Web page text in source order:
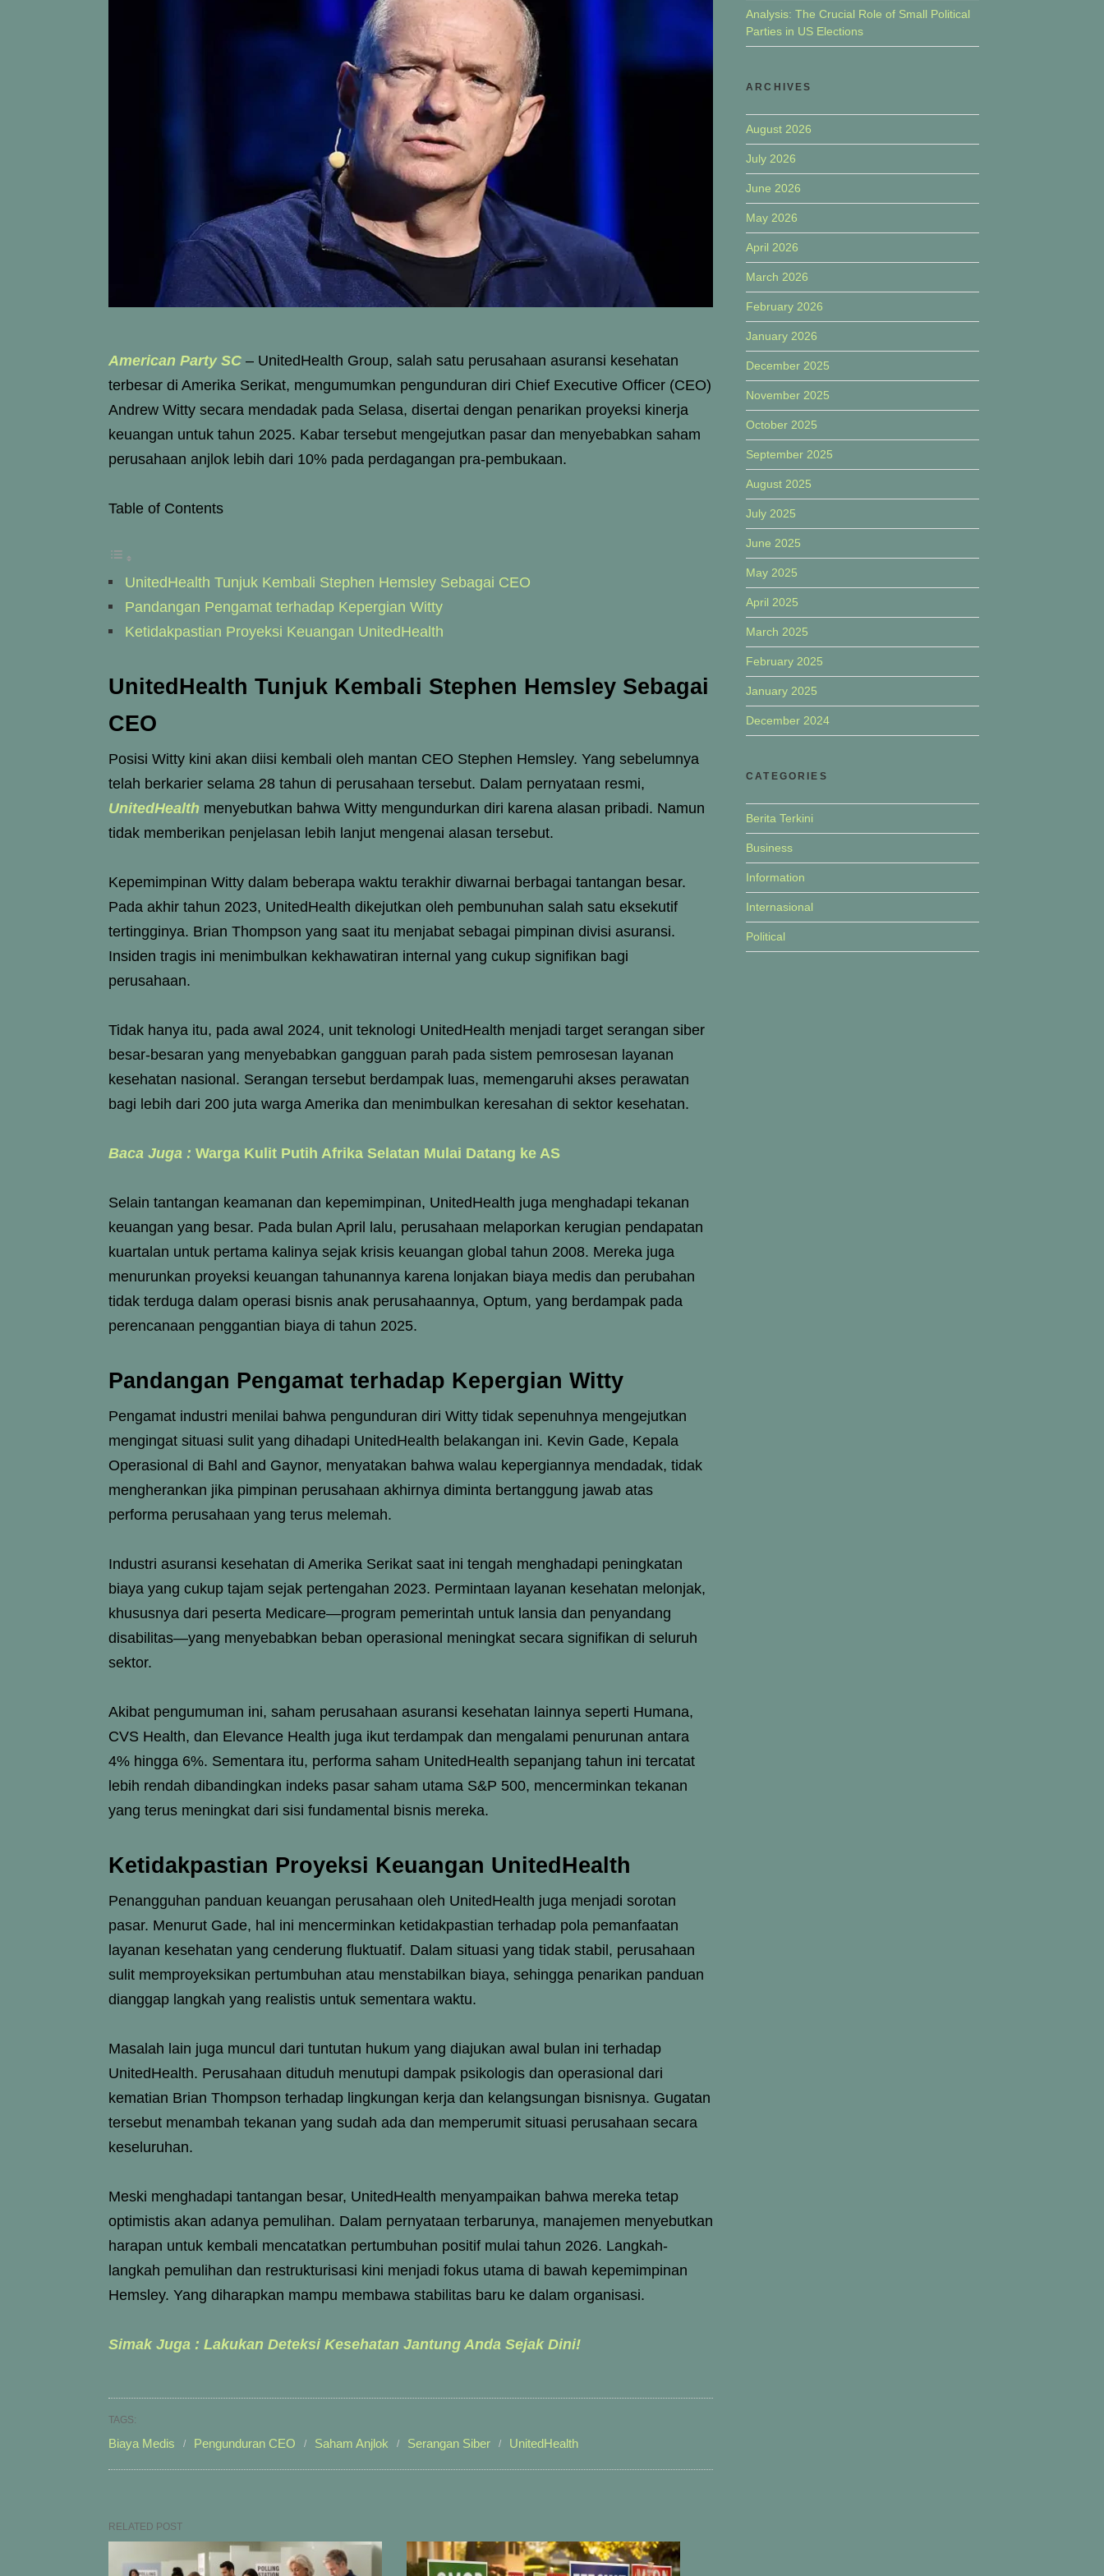
American Party SC – UnitedHealth Group, salah satu perusahaan asuransi kesehatan
terbesar di Amerika Serikat, mengumumkan pengunduran diri Chief Executive Officer (CEO)
Andrew Witty secara mendadak pada Selasa, disertai dengan penarikan proyeksi kinerja
keuangan untuk tahun 2025. Kabar tersebut mengejutkan pasar dan menyebabkan saham
perusahaan anjlok lebih dari 10% pada perdagangan pra-pembukaan.
Table of Contents
UnitedHealth Tunjuk Kembali Stephen Hemsley Sebagai CEO
Pandangan Pengamat terhadap Kepergian Witty
Ketidakpastian Proyeksi Keuangan UnitedHealth
UnitedHealth Tunjuk Kembali Stephen Hemsley Sebagai
CEO
Posisi Witty kini akan diisi kembali oleh mantan CEO Stephen Hemsley. Yang sebelumnya
telah berkarier selama 28 tahun di perusahaan tersebut. Dalam pernyataan resmi,
UnitedHealth menyebutkan bahwa Witty mengundurkan diri karena alasan pribadi. Namun
tidak memberikan penjelasan lebih lanjut mengenai alasan tersebut.
Kepemimpinan Witty dalam beberapa waktu terakhir diwarnai berbagai tantangan besar.
Pada akhir tahun 2023, UnitedHealth dikejutkan oleh pembunuhan salah satu eksekutif
tertingginya. Brian Thompson yang saat itu menjabat sebagai pimpinan divisi asuransi.
Insiden tragis ini menimbulkan kekhawatiran internal yang cukup signifikan bagi
perusahaan.
Tidak hanya itu, pada awal 2024, unit teknologi UnitedHealth menjadi target serangan siber
besar-besaran yang menyebabkan gangguan parah pada sistem pemrosesan layanan
kesehatan nasional. Serangan tersebut berdampak luas, memengaruhi akses perawatan
bagi lebih dari 200 juta warga Amerika dan menimbulkan keresahan di sektor kesehatan.
Baca Juga : Warga Kulit Putih Afrika Selatan Mulai Datang ke AS
Selain tantangan keamanan dan kepemimpinan, UnitedHealth juga menghadapi tekanan
keuangan yang besar. Pada bulan April lalu, perusahaan melaporkan kerugian pendapatan
kuartalan untuk pertama kalinya sejak krisis keuangan global tahun 2008. Mereka juga
menurunkan proyeksi keuangan tahunannya karena lonjakan biaya medis dan perubahan
tidak terduga dalam operasi bisnis anak perusahaannya, Optum, yang berdampak pada
perencanaan penggantian biaya di tahun 2025.
Pandangan Pengamat terhadap Kepergian Witty
Pengamat industri menilai bahwa pengunduran diri Witty tidak sepenuhnya mengejutkan
mengingat situasi sulit yang dihadapi UnitedHealth belakangan ini. Kevin Gade, Kepala
Operasional di Bahl and Gaynor, menyatakan bahwa walau kepergiannya mendadak, tidak
mengherankan jika pimpinan perusahaan akhirnya diminta bertanggung jawab atas
performa perusahaan yang terus melemah.
Industri asuransi kesehatan di Amerika Serikat saat ini tengah menghadapi peningkatan
biaya yang cukup tajam sejak pertengahan 2023. Permintaan layanan kesehatan melonjak,
khususnya dari peserta Medicare—program pemerintah untuk lansia dan penyandang
disabilitas—yang menyebabkan beban operasional meningkat secara signifikan di seluruh
sektor.
Akibat pengumuman ini, saham perusahaan asuransi kesehatan lainnya seperti Humana,
CVS Health, dan Elevance Health juga ikut terdampak dan mengalami penurunan antara
4% hingga 6%. Sementara itu, performa saham UnitedHealth sepanjang tahun ini tercatat
lebih rendah dibandingkan indeks pasar saham utama S&P 500, mencerminkan tekanan
yang terus meningkat dari sisi fundamental bisnis mereka.
Ketidakpastian Proyeksi Keuangan UnitedHealth
Penangguhan panduan keuangan perusahaan oleh UnitedHealth juga menjadi sorotan
pasar. Menurut Gade, hal ini mencerminkan ketidakpastian terhadap pola pemanfaatan
layanan kesehatan yang cenderung fluktuatif. Dalam situasi yang tidak stabil, perusahaan
sulit memproyeksikan pertumbuhan atau menstabilkan biaya, sehingga penarikan panduan
dianggap langkah yang realistis untuk sementara waktu.
Masalah lain juga muncul dari tuntutan hukum yang diajukan awal bulan ini terhadap
UnitedHealth. Perusahaan dituduh menutupi dampak psikologis dan operasional dari
kematian Brian Thompson terhadap lingkungan kerja dan kelangsungan bisnisnya. Gugatan
tersebut menambah tekanan yang sudah ada dan memperumit situasi perusahaan secara
keseluruhan.
Meski menghadapi tantangan besar, UnitedHealth menyampaikan bahwa mereka tetap
optimistis akan adanya pemulihan. Dalam pernyataan terbarunya, manajemen menyebutkan
harapan untuk kembali mencatatkan pertumbuhan positif mulai tahun 2026. Langkah-
langkah pemulihan dan restrukturisasi kini menjadi fokus utama di bawah kepemimpinan
Hemsley. Yang diharapkan mampu membawa stabilitas baru ke dalam organisasi.
Simak Juga : Lakukan Deteksi Kesehatan Jantung Anda Sejak Dini!
TAGS:
Biaya Medis Pengunduran CEO Saham Anjlok Serangan Siber UnitedHealth
RELATED POST
Analysis: The Crucial Role of Small Political
Parties in US Elections
ARCHIVES
August 2026
July 2026
June 2026
May 2026
April 2026
March 2026
February 2026
January 2026
December 2025
November 2025
October 2025
September 2025
August 2025
July 2025
June 2025
May 2025
April 2025
March 2025
February 2025
January 2025
December 2024
CATEGORIES
Berita Terkini
Business
Information
Internasional
Political